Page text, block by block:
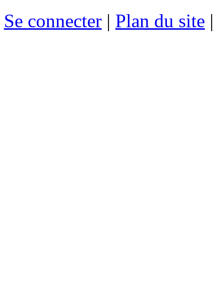
Se connecter | Plan du site |